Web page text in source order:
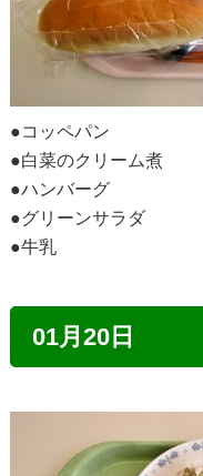
●コッペパン
●白菜のクリーム煮
●ハンバーグ
●グリーンサラダ
●牛乳
01月20日